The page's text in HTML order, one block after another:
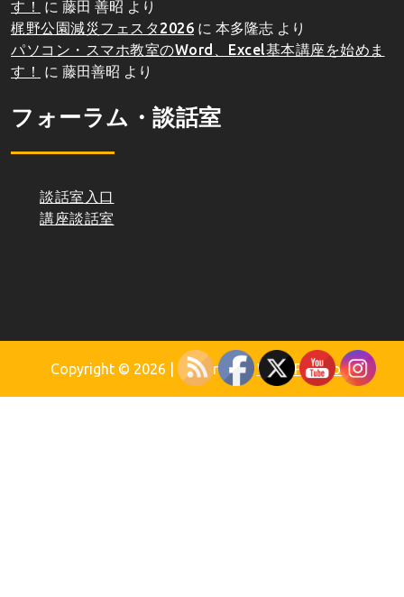
す！
に 藤田 善昭 より
梶野公園減災フェスタ2026 に 本多隆志 より
パソコン・スマホ教室のWord、Excel基本講座を始めま
す！
に 藤田善昭 より
フォーラム・談話室
談話室入口
講座談話室
Copyright © 2026 | Powered byWordPress.org